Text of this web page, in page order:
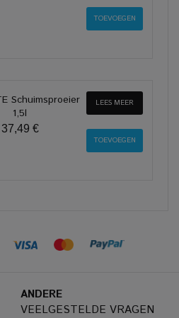
Schuimsproeier
1,5l
37,49 €
LEES MEER
ANDERE
VEELGESTELDE VRAGEN